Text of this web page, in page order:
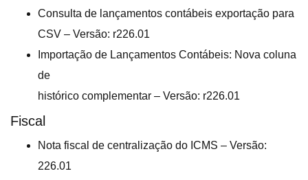
Consulta de lançamentos contábeis exportação para
CSV – Versão: r226.01
Importação de Lançamentos Contábeis: Nova coluna
de
histórico complementar – Versão: r226.01
Fiscal
Nota fiscal de centralização do ICMS – Versão:
226.01